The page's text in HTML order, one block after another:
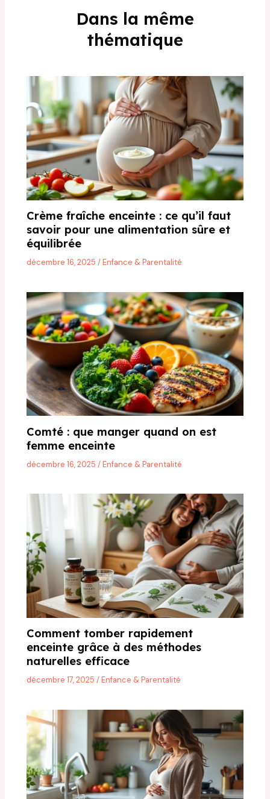
Dans la même
thématique
Crème fraîche enceinte : ce qu’il faut
savoir pour une alimentation sûre et
équilibrée
décembre 16, 2025/Enfance & Parentalité
Comté : que manger quand on est
femme enceinte
décembre 16, 2025/Enfance & Parentalité
Comment tomber rapidement
enceinte grâce à des méthodes
naturelles efficace
décembre 17, 2025/Enfance & Parentalité